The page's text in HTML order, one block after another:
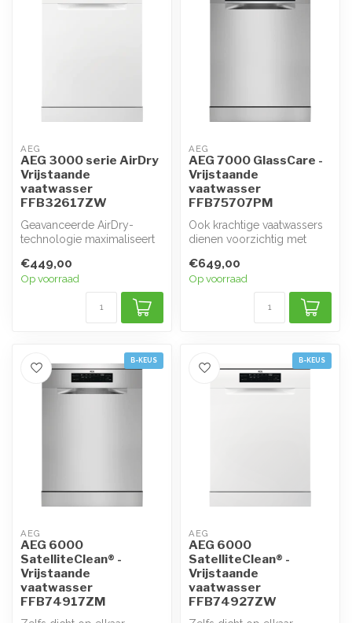
AEG
AEG 3000 serie AirDry
Vrijstaande
vaatwasser
FFB32617ZW
Geavanceerde AirDry-
technologie maximaliseert
gebruik te ...
€449,00
Op voorraad
AEG
AEG 7000 GlassCare -
Vrijstaande
vaatwasser
FFB75707PM
Ook krachtige vaatwassers
dienen voorzichtig met
Gelukkig h...
€649,00
Op voorraad
B-KEUS
AEG
AEG 6000
SatelliteClean® -
Vrijstaande
vaatwasser
FFB74917ZM
B-KEUS
AEG
AEG 6000
SatelliteClean® -
Vrijstaande
vaatwasser
FFB74927ZW